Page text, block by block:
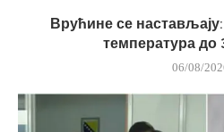
Врућине се
температура до
06/08/